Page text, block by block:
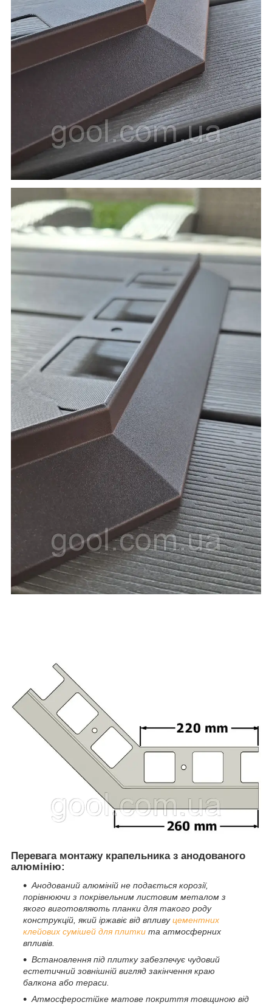
Перевага монтажу крапельника з анодованого
алюмінію:
Анодований алюміній не подається корозії,
порівнюючи з покрівельним листовим металом з
якого виготовляють планки для такого роду
конструкцій, який іржавіє від впливуцементних
клейових сумішей для плитки та атмосферних
впливів.
Встановлення під плитку забезпечує чудовий
естетичний зовнішній вигляд закінчення краю
балкона або тераси.
Атмосферостійке матове покриття товщиною від